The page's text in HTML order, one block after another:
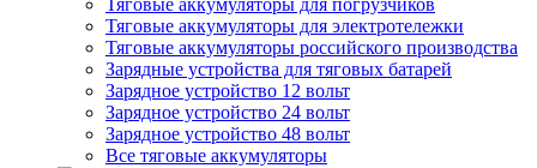
Тяговые аккумуляторы для погрузчиков
Тяговые аккумуляторы для электротележки
Тяговые аккумуляторы российского производства
Зарядные устройства для тяговых батарей
Зарядное устройство 12 вольт
Зарядное устройство 24 вольт
Зарядное устройство 48 вольт
Все тяговые аккумуляторы